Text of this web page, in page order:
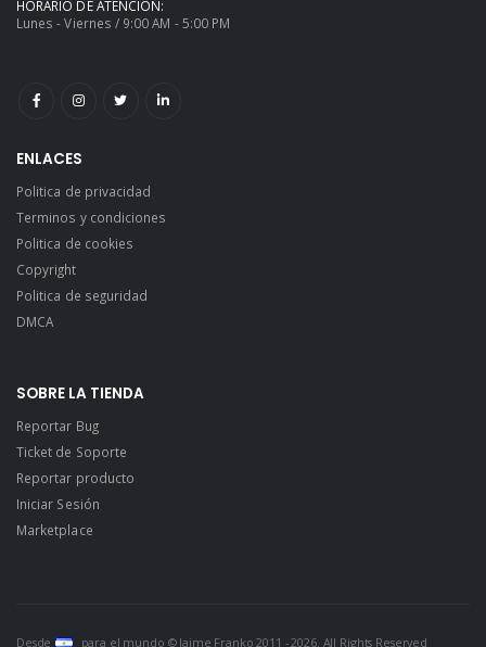
HORARIO DE ATENCIÓN:
Lunes - Viernes / 9:00 AM - 5:00 PM
ENLACES
Politica de privacidad
Terminos y condiciones
Politica de cookies
Copyright
Politica de seguridad
DMCA
SOBRE LA TIENDA
Reportar Bug
Ticket de Soporte
Reportar producto
Iniciar Sesión
Marketplace
Desde para el mundo © Jaime Franko 2011 - 2026. All Rights Reserved